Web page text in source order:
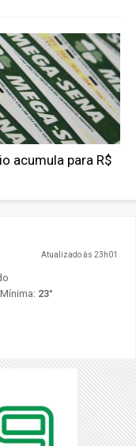
acumula para R$
Atualizado às 23h01
23°